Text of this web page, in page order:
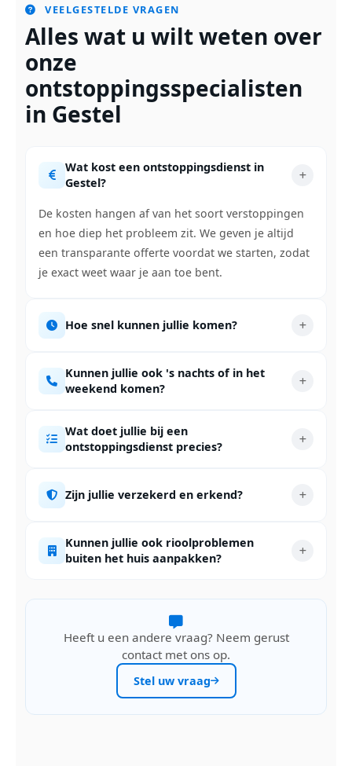
VEELGESTELDE VRAGEN
Alles wat u wilt weten over
onze
ontstoppingsspecialisten
in Gestel
Wat kost een ontstoppingsdienst in
Gestel?
De kosten hangen af van het soort verstoppingen
en hoe diep het probleem zit. We geven je altijd
een transparante offerte voordat we starten, zodat
je exact weet waar je aan toe bent.
Hoe snel kunnen jullie komen?
Kunnen jullie ook 's nachts of in het
weekend komen?
Wat doet jullie bij een
ontstoppingsdienst precies?
Zijn jullie verzekerd en erkend?
Kunnen jullie ook rioolproblemen
buiten het huis aanpakken?
Heeft u een andere vraag? Neem gerust
contact met ons op.
Stel uw vraag